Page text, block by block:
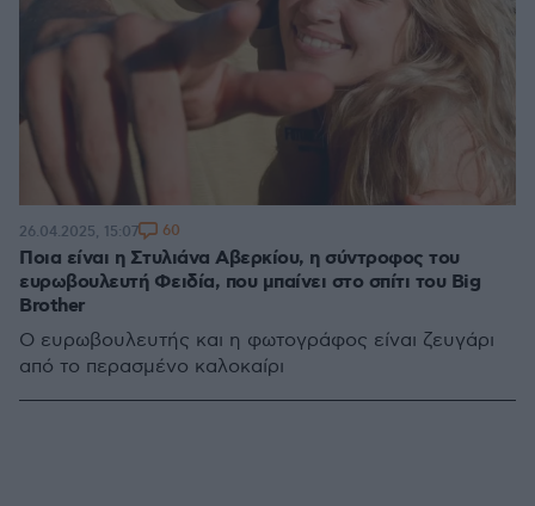
Ποια είναι η Στυλιάνα Αβερκίου, η σύντροφος του
ευρωβουλευτή Φειδία, που μπαίνει στο σπίτι του Big
Brother
Ο ευρωβουλευτής και η φωτογράφος είναι ζευγάρι
από το περασμένο καλοκαίρι
26.04.2025, 15:07 60